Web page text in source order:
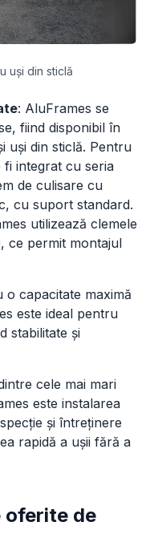
uși din sticlă
: AluFrames se
fiind disponibil în
uși din sticlă. Pentru
fi integrat cu seria
de culisare cu
cu suport standard.
utilizează clemele
ce permit montajul
o capacitate maximă
este ideal pentru
stabilitate și
cele mai mari
este instalarea
și întreținere
rapidă a ușii fără a
oferite de